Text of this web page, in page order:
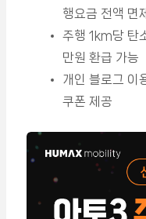
행요금 전액 면제
주행 1km당 탄
만원 환급 가능
개인 블로그 이
쿠폰 제공